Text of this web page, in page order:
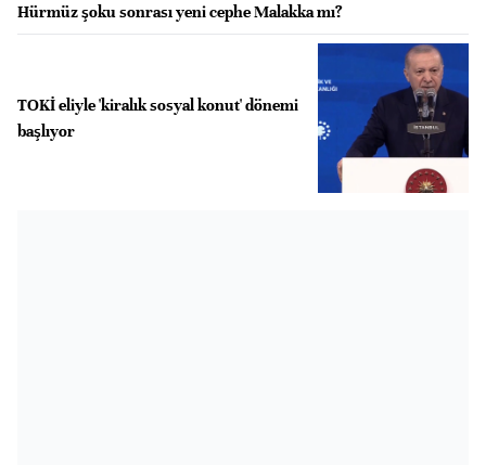
Hürmüz şoku sonrası yeni cephe Malakka mı?
TOKİ eliyle 'kiralık sosyal konut' dönemi
başlıyor